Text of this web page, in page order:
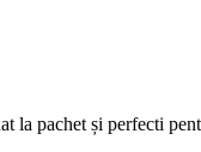
la pachet și perfecti